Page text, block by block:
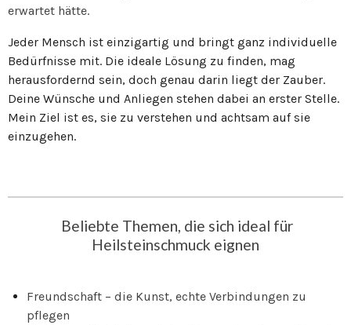
erwartet hätte.
Jeder Mensch ist einzigartig und bringt ganz individuelle
Bedürfnisse mit. Die ideale Lösung zu finden, mag
herausfordernd sein, doch genau darin liegt der Zauber.
Deine Wünsche und Anliegen stehen dabei an erster Stelle.
Mein Ziel ist es, sie zu verstehen und achtsam auf sie
einzugehen.
Beliebte Themen, die sich ideal für
Heilsteinschmuck eignen
Freundschaft – die Kunst, echte Verbindungen zu
pflegen